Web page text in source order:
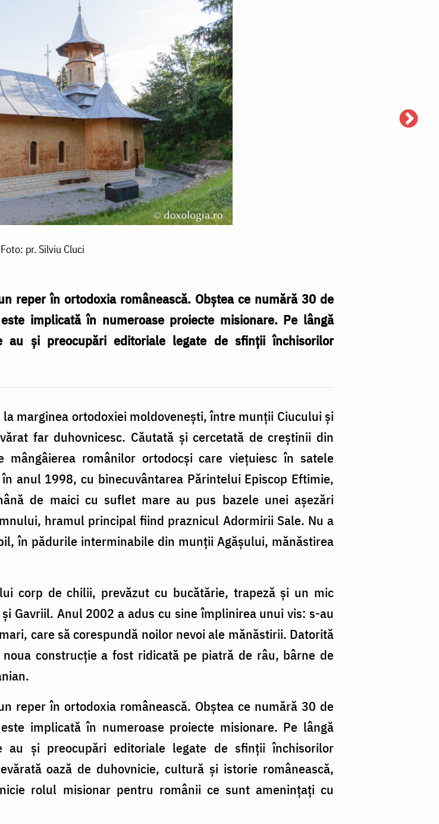
Foto: pr. Silviu Cluci
reper în ortodoxia românească. Obştea ce numără 30 de
implicată în numeroase proiecte misionare. Pe lângă
au şi preocupări editoriale legate de sfinţii închisorilor
marginea ortodoxiei moldoveneşti, între munţii Ciucului şi
far duhovnicesc. Căutată şi cercetată de creştinii din
românilor ortodocşi care vieţuiesc în satele
anul 1998, cu binecuvântarea Părintelui Episcop Eftimie,
de maici cu suflet mare au pus bazele unei aşezări
hramul principal fiind praznicul Adormirii Sale. Nu a
în pădurile interminabile din munţii Agăşului, mănăstirea
corp de chilii, prevăzut cu bucătărie, trapeză şi un mic
Gavriil. Anul 2002 a adus cu sine împlinirea unui vis: s-au
care să corespundă noilor nevoi ale mănăstirii. Datorită
construcţie a fost ridicată pe piatră de râu, bârne de
reper în ortodoxia românească. Obştea ce numără 30 de
implicată în numeroase proiecte misionare. Pe lângă
au şi preocupări editoriale legate de sfinţii închisorilor
oază de duhovnicie, cultură şi istorie românească,
rolul misionar pentru românii ce sunt ameninţaţi cu